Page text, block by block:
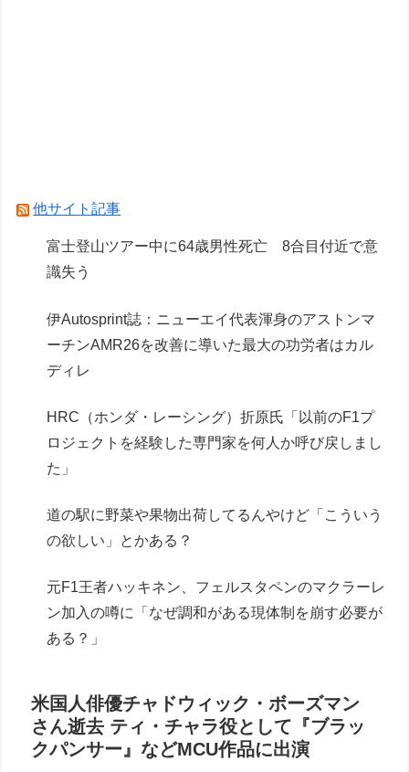
ーレン加入の噂に「なぜ調和がある現体制を崩す
必要がある？」
Powered by livedoor 相互RSS
他サイト記事
富士登山ツアー中に64歳男性死亡 8合目付近で意
識失う
伊Autosprint誌：ニューエイ代表渾身のアストンマ
ーチンAMR26を改善に導いた最大の功労者はカル
ディレ
HRC（ホンダ・レーシング）折原氏「以前のF1プ
ロジェクトを経験した専門家を何人か呼び戻しまし
た」
道の駅に野菜や果物出荷してるんやけど「こういう
の欲しい」とかある？
元F1王者ハッキネン、フェルスタペンのマクラーレ
ン加入の噂に「なぜ調和がある現体制を崩す必要が
ある？」
米国人俳優チャドウィック・ボーズマン
さん逝去 ティ・チャラ役として『ブラッ
クパンサー』などMCU作品に出演